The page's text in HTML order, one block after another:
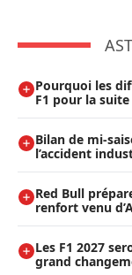
Pourquoi les
F1 pour la suite
Bilan de mi-
l’accident
Red Bull
renfort venu
Les F1 2027
grand